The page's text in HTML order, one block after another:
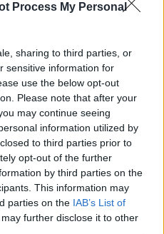
Process My Personal
sharing to third parties, or
sensitive information for
use the below opt-out
Please note that after your
may continue seeing
information utilized by
to third parties prior to
opt-out of the further
by third parties on the
This information may
parties on the IAB’s List of
further disclose it to other
kan ha en felaktigt
den överhettas finns risk
men hur många svenska
några svenska bilar som
berörda kunder kontaktas
på Mercedes.
som Mercedes gick